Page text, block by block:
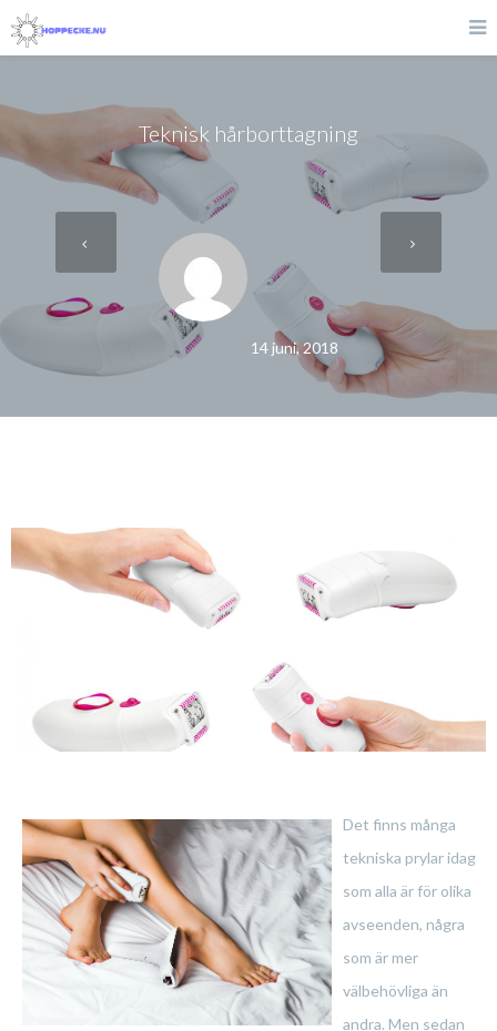
Teknisk hårborttagning
14 juni, 2018
Det finns många
tekniska prylar idag
som alla är för olika
avseenden, några
som är mer
välbehövliga än
andra. Men sedan